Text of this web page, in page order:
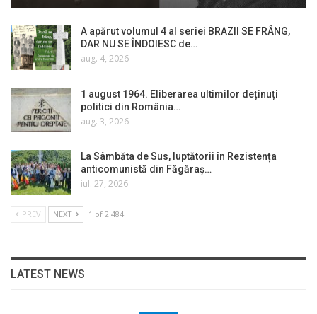
A apărut volumul 4 al seriei BRAZII SE FRÂNG,
DAR NU SE ÎNDOIESC de…
aug. 4, 2026
1 august 1964. Eliberarea ultimilor deținuți
politici din România…
aug. 3, 2026
La Sâmbăta de Sus, luptătorii în Rezistența
anticomunistă din Făgăraș…
iul. 27, 2026
PREV NEXT 1 of 2.484
LATEST NEWS